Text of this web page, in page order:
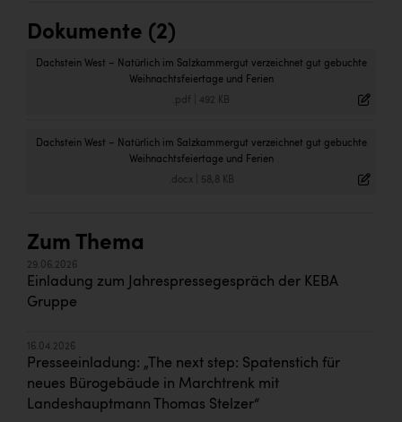
Dokumente (2)
Dachstein West – Natürlich im Salzkammergut verzeichnet gut gebuchte
Weihnachtsfeiertage und Ferien
.pdf 492 KB
Dachstein West – Natürlich im Salzkammergut verzeichnet gut gebuchte
Weihnachtsfeiertage und Ferien
.docx| 58,8 KB
Zum Thema
29.06.2026
Einladung zum Jahrespressegespräch der KEBA
Gruppe
16.04.2026
Presseeinladung: „The next step: Spatenstich für
neues Bürogebäude in Marchtrenk mit
Landeshauptmann Thomas Stelzer“